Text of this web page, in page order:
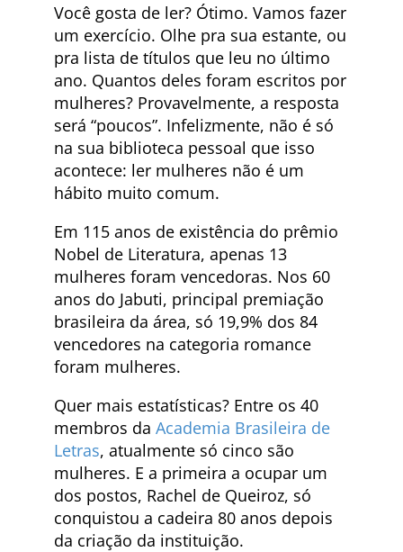
Você gosta de ler? Ótimo. Vamos fazer
um exercício. Olhe pra sua estante, ou
pra lista de títulos que leu no último
ano. Quantos deles foram escritos por
mulheres? Provavelmente, a resposta
será “poucos”. Infelizmente, não é só
na sua biblioteca pessoal que isso
acontece: ler mulheres não é um
hábito muito comum.
Em 115 anos de existência do prêmio
Nobel de Literatura, apenas 13
mulheres foram vencedoras. Nos 60
anos do Jabuti, principal premiação
brasileira da área, só 19,9% dos 84
vencedores na categoria romance
foram mulheres.
Quer mais estatísticas? Entre os 40
membros da Academia Brasileira de
Letras, atualmente só cinco são
mulheres. E a primeira a ocupar um
dos postos, Rachel de Queiroz, só
conquistou a cadeira 80 anos depois
da criação da instituição.